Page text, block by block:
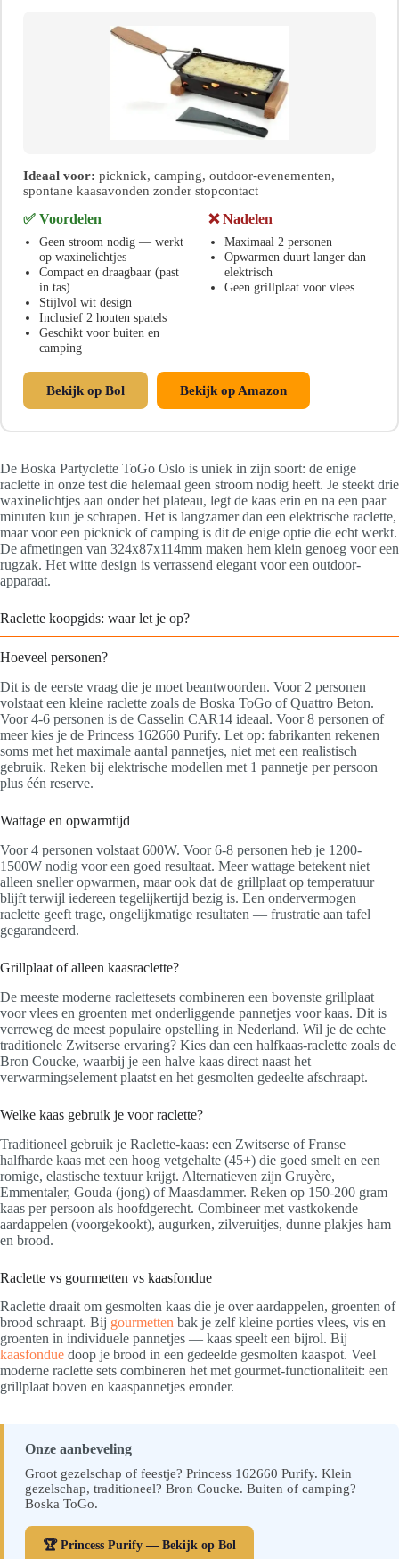
Ideaal voor: picknick, camping, outdoor-evenementen,
spontane kaasavonden zonder stopcontact
✅ Voordelen
Geen stroom nodig — werkt
op waxinelichtjes
Compact en draagbaar (past
in tas)
Stijlvol wit design
Inclusief 2 houten spatels
Geschikt voor buiten en
camping
❌ Nadelen
Maximaal 2 personen
Opwarmen duurt langer dan
elektrisch
Geen grillplaat voor vlees
Bekijk op Bol Bekijk op Amazon
De Boska Partyclette ToGo Oslo is uniek in zijn soort: de enige
raclette in onze test die helemaal geen stroom nodig heeft. Je steekt drie
waxinelichtjes aan onder het plateau, legt de kaas erin en na een paar
minuten kun je schrapen. Het is langzamer dan een elektrische raclette,
maar voor een picknick of camping is dit de enige optie die echt werkt.
De afmetingen van 324x87x114mm maken hem klein genoeg voor een
rugzak. Het witte design is verrassend elegant voor een outdoor-
apparaat.
Raclette koopgids: waar let je op?
Hoeveel personen?
Dit is de eerste vraag die je moet beantwoorden. Voor 2 personen
volstaat een kleine raclette zoals de Boska ToGo of Quattro Beton.
Voor 4-6 personen is de Casselin CAR14 ideaal. Voor 8 personen of
meer kies je de Princess 162660 Purify. Let op: fabrikanten rekenen
soms met het maximale aantal pannetjes, niet met een realistisch
gebruik. Reken bij elektrische modellen met 1 pannetje per persoon
plus één reserve.
Wattage en opwarmtijd
Voor 4 personen volstaat 600W. Voor 6-8 personen heb je 1200-
1500W nodig voor een goed resultaat. Meer wattage betekent niet
alleen sneller opwarmen, maar ook dat de grillplaat op temperatuur
blijft terwijl iedereen tegelijkertijd bezig is. Een ondervermogen
raclette geeft trage, ongelijkmatige resultaten — frustratie aan tafel
gegarandeerd.
Grillplaat of alleen kaasraclette?
De meeste moderne raclettesets combineren een bovenste grillplaat
voor vlees en groenten met onderliggende pannetjes voor kaas. Dit is
verreweg de meest populaire opstelling in Nederland. Wil je de echte
traditionele Zwitserse ervaring? Kies dan een halfkaas-raclette zoals de
Bron Coucke, waarbij je een halve kaas direct naast het
verwarmingselement plaatst en het gesmolten gedeelte afschraapt.
Welke kaas gebruik je voor raclette?
Traditioneel gebruik je Raclette-kaas: een Zwitserse of Franse
halfharde kaas met een hoog vetgehalte (45+) die goed smelt en een
romige, elastische textuur krijgt. Alternatieven zijn Gruyère,
Emmentaler, Gouda (jong) of Maasdammer. Reken op 150-200 gram
kaas per persoon als hoofdgerecht. Combineer met vastkokende
aardappelen (voorgekookt), augurken, zilveruitjes, dunne plakjes ham
en brood.
Raclette vs gourmetten vs kaasfondue
Raclette draait om gesmolten kaas die je over aardappelen, groenten of
brood schraapt. Bij gourmetten bak je zelf kleine porties vlees, vis en
groenten in individuele pannetjes — kaas speelt een bijrol. Bij
kaasfondue doop je brood in een gedeelde gesmolten kaaspot. Veel
moderne raclette sets combineren het met gourmet-functionaliteit: een
grillplaat boven en kaaspannetjes eronder.
Onze aanbeveling
Groot gezelschap of feestje? Princess 162660 Purify. Klein
gezelschap, traditioneel? Bron Coucke. Buiten of camping?
Boska ToGo.
🏆 Princess Purify — Bekijk op Bol